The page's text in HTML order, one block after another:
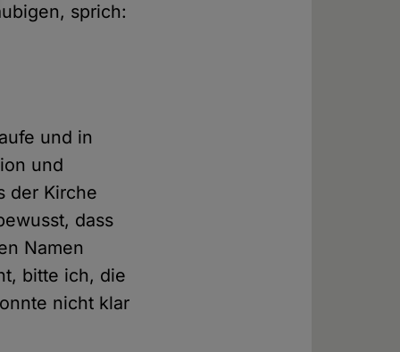
sprich:
und in
und
der Kirche
dass
Namen
bitte ich, die
nicht klar